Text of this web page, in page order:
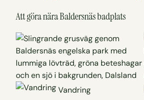
Att göra nära Baldersnäs badplats
Vandring